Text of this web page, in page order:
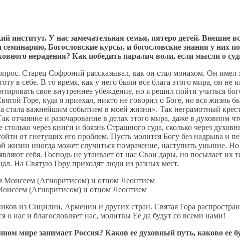
институт. У нас замечательная семья, пятеро детей.
Богословские курсы, и богословские знания у них
нерадения? Как победить паралич воли, если мысли о
Старец Софроний рассказывал, как он стал монахом. Он имел
в себе. В то время, как у него были все блага этого мира, он
свое внутреннее убеждение, но я решил пойти учиться
Горе, куда я приехал, никто не говорил о Боге, но вся жизнь
стала важнейшим событием в моей жизни». Так неграмотный
отчаяние и разочарование в делах этого мира, даже в духовном
через книги и боязнь Страшного суда, сколько через
от гнетущих его проблем. Пусть молится Богу без надрыва и
жизни иногда может случиться помрачение, наступить уныние.
себя. Господь не утаивает от нас Свои дары, но посылает
На Святую Гору приходят люди из разных мест.
(Агиоритисом) и отцом Леонтием
из Сицилии, Армении и других стран. Святая Гора
о нас и благословляет нас, молитвы Ее да будут со всеми нами!
мире занимает Россия? Каков ее духовный путь, каково ее